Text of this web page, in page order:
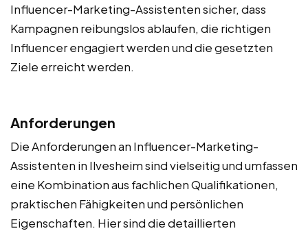
Influencer-Marketing-Assistenten sicher, dass
Kampagnen reibungslos ablaufen, die richtigen
Influencer engagiert werden und die gesetzten
Ziele erreicht werden.
Anforderungen
Die Anforderungen an Influencer-Marketing-
Assistenten in Ilvesheim sind vielseitig und umfassen
eine Kombination aus fachlichen Qualifikationen,
praktischen Fähigkeiten und persönlichen
Eigenschaften. Hier sind die detaillierten